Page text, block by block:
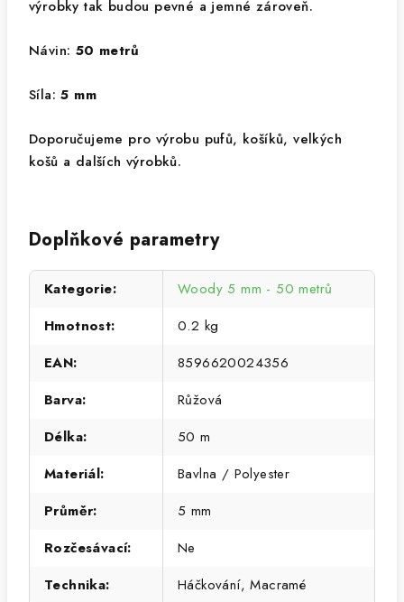
výrobky tak budou pevné a jemné zároveň.
Návin: 50 metrů
Síla:5 mm
Doporučujeme pro výrobu pufů, košíků, velkých
košů a dalších výrobků.
Doplňkové parametry
Kategorie:
Woody 5 mm - 50 metrů
Hmotnost:
0.2 kg
EAN:
8596620024356
Barva:
Růžová
Délka:
50 m
Materiál:
Bavlna / Polyester
Průměr:
5 mm
Rozčesávací:
Ne
Technika:
Háčkování, Macramé